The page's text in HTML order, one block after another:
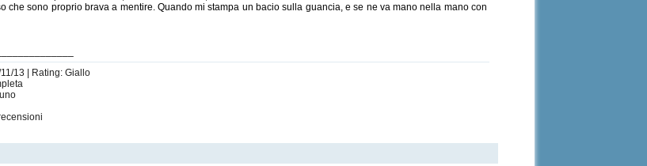
che sono proprio brava a mentire. Quando mi stampa un bacio sulla guancia, e se ne va mano nella mano con
13 | Rating: Giallo